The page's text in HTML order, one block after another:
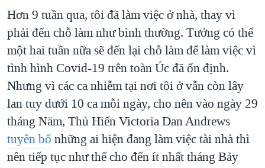
THỂ THAO
GIÁO DỤC
GROUND ZERO – XƯA VÀ NAY
CHI PHÍ CHIẾN TRANH AFGHANISTAN
CÁC GIÁ TRỊ CỘNG HÒA Ở VIỆT NAM
THƯỢNG ĐỈNH TRUMP-KIM TẠI VIỆT NAM
TRỊNH VĨNH BÌNH VS. CHÍNH PHỦ VIỆT NAM
NGƯ DÂN VIỆT VÀ LÀN SÓNG TRỘM HẢI SÂM
BÊN KIA QUỐC LỘ: TIẾNG VỌNG TỪ NÔNG THÔN MỸ
Ngôn ngữ khác
Hơn 9 tuần qua, tôi đã làm việc ở nhà, thay vì
phải đến chỗ làm như bình thường. Tưởng có thể
một hai tuần nữa sẽ đến lại chỗ làm để làm việc vì
tình hình Covid-19 trên toàn Úc đã ổn định.
Nhưng vì các ca nhiễm tại nơi tôi ở vẫn còn lây
lan tuy dưới 10 ca mỗi ngày, cho nên vào ngày 29
tháng Năm, Thủ Hiến Victoria Dan Andrews
tuyên bố những ai hiện đang làm việc tài nhà thì
nên tiếp tục như thế cho đến ít nhất tháng Bảy